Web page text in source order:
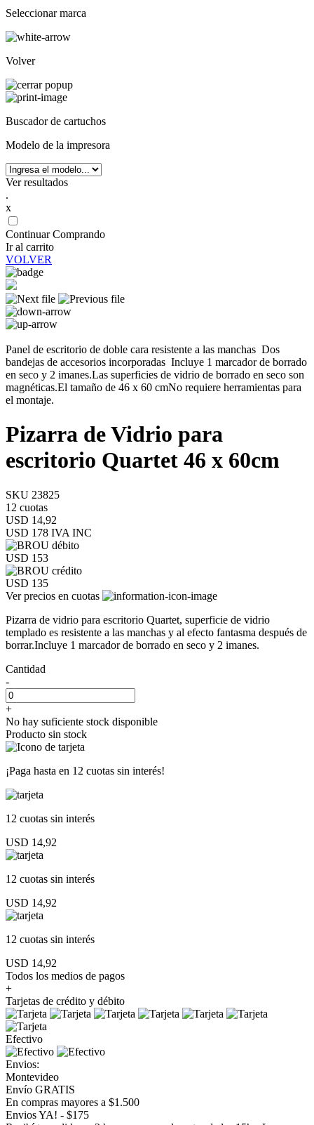
Seleccionar marca
Volver
Buscador de cartuchos
Modelo de la impresora
Ver resultados
.
x
Continuar Comprando
Ir al carrito
VOLVER
Panel de escritorio de doble cara resistente a las manchas Dos
bandejas de accesorios incorporadas Incluye 1 marcador de borrado
en seco y 2 imanes.Las superficies de vidrio de borrado en seco son
magnéticas.El tamaño de 46 x 60 cmNo requiere herramientas para
el montaje.
Pizarra de Vidrio para
escritorio Quartet 46 x 60cm
SKU 23825
12 cuotas
USD 14,92
USD 178 IVA INC
USD 153
USD 135
Ver precios en cuotas
Pizarra de vidrio para escritorio Quartet, superficie de vidrio
templado es resistente a las manchas y al efecto fantasma después de
borrar.Incluye 1 marcador de borrado en seco y 2 imanes.
Cantidad
-
+
No hay suficiente stock disponible
Producto sin stock
¡Paga hasta en 12 cuotas sin interés!
12 cuotas sin interés
USD 14,92
12 cuotas sin interés
USD 14,92
12 cuotas sin interés
USD 14,92
Todos los medios de pagos
+
Tarjetas de crédito y débito
Efectivo
Envios:
Montevideo
Envío GRATIS
En compras mayores a $1.500
Envios YA! - $175